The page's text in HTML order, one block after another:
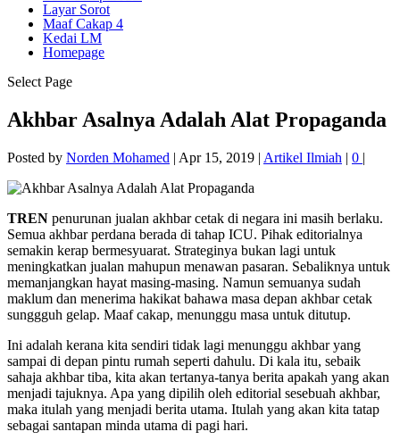
Layar Sorot
Maaf Cakap 4
Kedai LM
Homepage
Select Page
Akhbar Asalnya Adalah Alat Propaganda
Posted by Norden Mohamed | Apr 15, 2019 | Artikel Ilmiah | 0 |
TREN penurunan jualan akhbar cetak di negara ini masih berlaku.
Semua akhbar perdana berada di tahap ICU. Pihak editorialnya
semakin kerap bermesyuarat. Strateginya bukan lagi untuk
meningkatkan jualan mahupun menawan pasaran. Sebaliknya untuk
memanjangkan hayat masing-masing. Namun semuanya sudah
maklum dan menerima hakikat bahawa masa depan akhbar cetak
sunggguh gelap. Maaf cakap, menunggu masa untuk ditutup.
Ini adalah kerana kita sendiri tidak lagi menunggu akhbar yang
sampai di depan pintu rumah seperti dahulu. Di kala itu, sebaik
sahaja akhbar tiba, kita akan tertanya-tanya berita apakah yang akan
menjadi tajuknya. Apa yang dipilih oleh editorial sesebuah akhbar,
maka itulah yang menjadi berita utama. Itulah yang akan kita tatap
sebagai santapan minda utama di pagi hari.